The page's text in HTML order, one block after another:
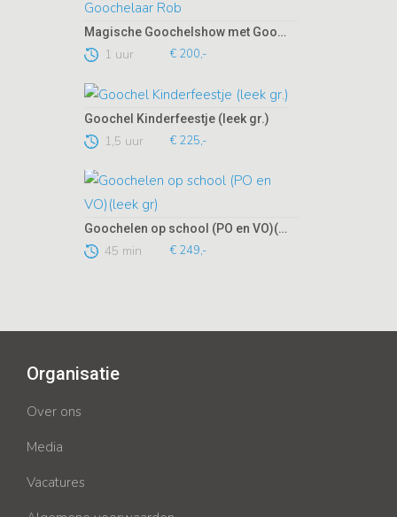
Magische Goochelshow met Goochelaar Rob
1 uur € 200,-
Goochel Kinderfeestje (leek gr.)
1,5 uur € 225,-
Goochelen op school (PO en VO)(leek gr)
45 min € 249,-
Organisatie
Over ons
Media
Vacatures